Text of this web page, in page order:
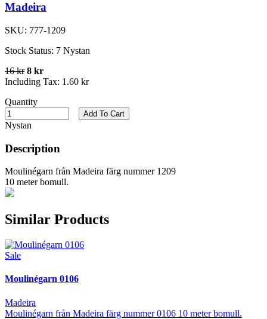
Madeira
SKU: 777-1209
Stock Status: 7 Nystan
16 kr 8 kr
Including Tax: 1.60 kr
Quantity
Nystan
Add To Cart
Description
Moulinégarn från Madeira färg nummer 1209
10 meter bomull.
Similar Products
Sale
Moulinégarn 0106
Madeira
Moulinégarn från Madeira färg nummer 0106 10 meter bomull.